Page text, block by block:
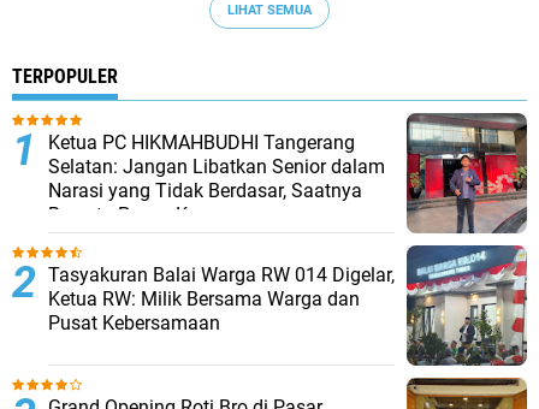
LIHAT SEMUA
TERPOPULER
Ketua PC HIKMAHBUDHI Tangerang
Selatan: Jangan Libatkan Senior dalam
Narasi yang Tidak Berdasar, Saatnya
Bersatu Pasca Kongres
Tasyakuran Balai Warga RW 014 Digelar,
Ketua RW: Milik Bersama Warga dan
Pusat Kebersamaan